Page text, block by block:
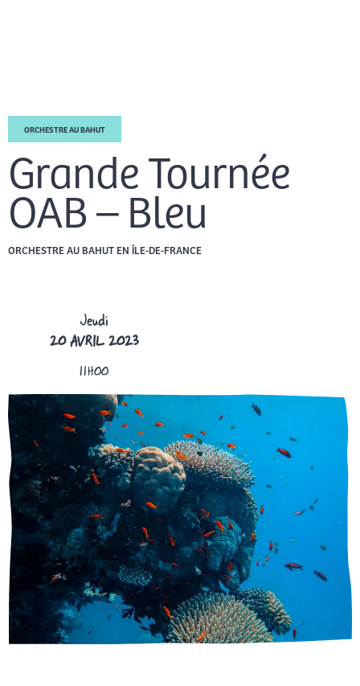
ORCHESTRE AU BAHUT
Grande Tournée
OAB – Bleu
ORCHESTRE AU BAHUT EN ÎLE-DE-FRANCE
Jeudi
20 AVRIL 2023
11H00